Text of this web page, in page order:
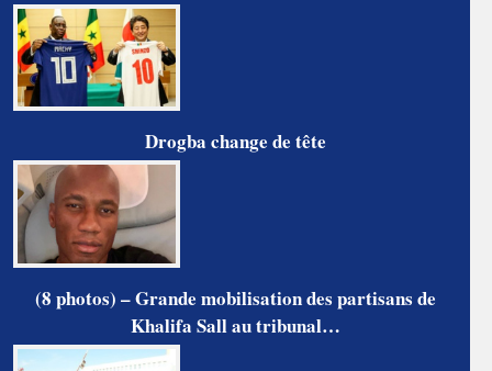
Drogba change de tête
(8 photos) – Grande mobilisation des partisans de
Khalifa Sall au tribunal…